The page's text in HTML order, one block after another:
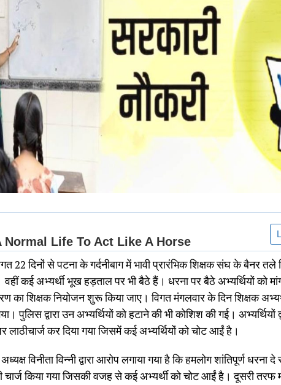
22 दिनों से पटना के गर्दनीबाग में भावी प्रारंभिक शिक्षक संघ के बैनर तले
कई अभ्यर्थी भूख हड़ताल पर भी बैठे हैं। धरना पर बैठे अभ्यर्थियों को मांग
का शिक्षक नियोजन शुरू किया जाए। विगत मंगलवार के दिन शिक्षक
पुलिस द्वारा उन अभ्यर्थियों को हटाने की भी कोशिश की गई। अभ्यर्थियों
लाठीचार्ज कर दिया गया जिसमें कई अभ्यर्थियों को चोट आईं है।
विनीता विन्नी द्वारा आरोप लगाया गया है कि हमलोग शांतिपूर्ण
चार्ज किया गया जिसकी वजह से कई अभ्यर्थी को चोट आईं है। दूसरी तरफ